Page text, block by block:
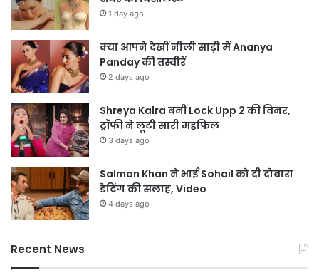
1 day ago
क्या आपने देखीं नीली साड़ी में Ananya
Panday की तस्वीरें
2 days ago
Shreya Kalra बनीं Lock Upp 2 की विनर,
ट्रॉफी ने लूटी सारी महफिल
3 days ago
Salman Khan ने भाई Sohail को दी दोबारा
डेटिंग की सलाह, Video
4 days ago
Recent News